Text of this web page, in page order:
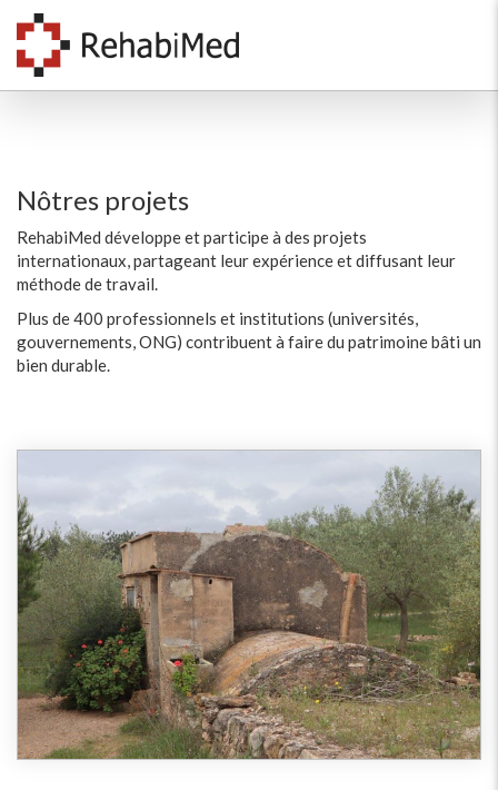
Nôtres projets
RehabiMed développe et participe à des projets
internationaux, partageant leur expérience et diffusant leur
méthode de travail.
Plus de 400 professionnels et institutions (universités,
gouvernements, ONG) contribuent à faire du patrimoine bâti un
bien durable.